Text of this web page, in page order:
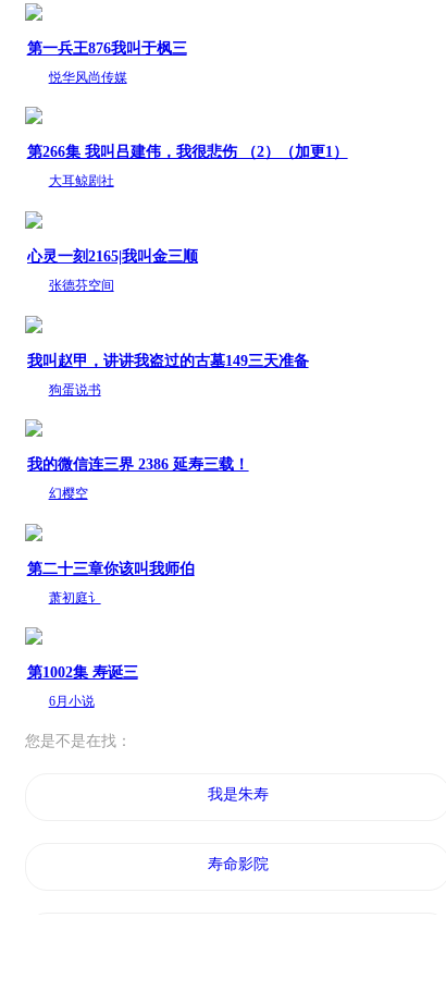
第一兵王876我叫于枫三
悦华风尚传媒
第266集 我叫吕建伟，我很悲伤 （2）（加更1）
大耳鲸剧社
心灵一刻2165|我叫金三顺
张德芬空间
我叫赵甲，讲讲我盗过的古墓149三天准备
狗蛋说书
我的微信连三界 2386 延寿三载！
幻樱空
第二十三章你该叫我师伯
萧初庭讠
第1002集 寿诞三
6月小说
您是不是在找：
我是朱寿
寿命影院